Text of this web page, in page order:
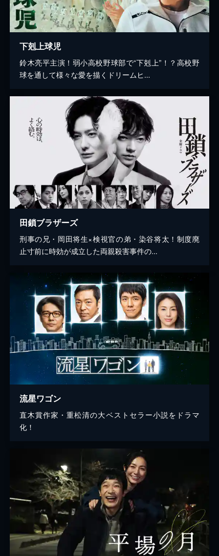
下剋上球児
鈴木亮平主演！弱小高校野球部で“下剋上”！？高校野
球を通して様々な愛を描くドリームヒ...
田鎖ブラザーズ
刑事の兄・岡田将生×検視官の弟・染谷将太！制度廃
止寸前に時効が成立した両親殺害事件の...
流星ワゴン
直木賞作家・重松清の大ベストセラー小説をドラマ
化！